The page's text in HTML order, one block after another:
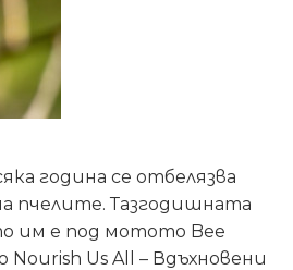
година се отбелязва
пчелите. Тазгодишната
им е под мотото Bee
Nourish Us All – Вдъхновени